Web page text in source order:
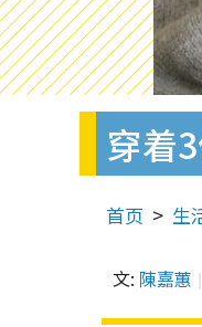
穿着
首页 生
文: 陳嘉蕙